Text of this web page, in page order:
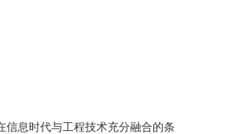
息时代与工程技术充分融合的条